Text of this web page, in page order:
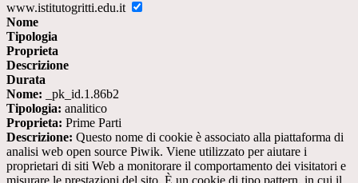
www.istitutogritti.edu.it
Nome
Tipologia
Proprieta
Descrizione
Durata
Nome: _pk_id.1.86b2
Tipologia: analitico
Proprieta: Prime Parti
Descrizione: Questo nome di cookie è associato alla piattaforma di
analisi web open source Piwik. Viene utilizzato per aiutare i
proprietari di siti Web a monitorare il comportamento dei visitatori e